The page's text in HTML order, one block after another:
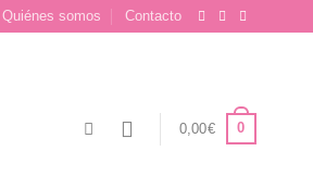
Quiénes somos Contacto
0,00€ 0